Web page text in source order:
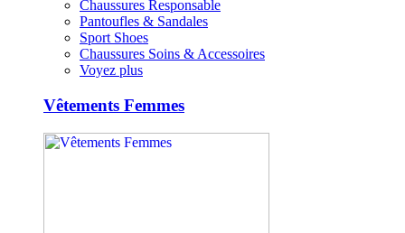
Chaussures Responsable
Pantoufles & Sandales
Sport Shoes
Chaussures Soins & Accessoires
Voyez plus
Vêtements Femmes